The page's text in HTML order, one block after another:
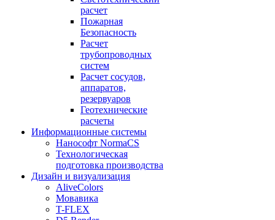
расчет
Пожарная
Безопасность
Расчет
трубопроводных
систем
Расчет сосудов,
аппаратов,
резервуаров
Геотехнические
расчеты
Информационные системы
Нанософт NormaCS
Технологическая
подготовка производства
Дизайн и визуализация
AliveColors
Мовавика
T-FLEX